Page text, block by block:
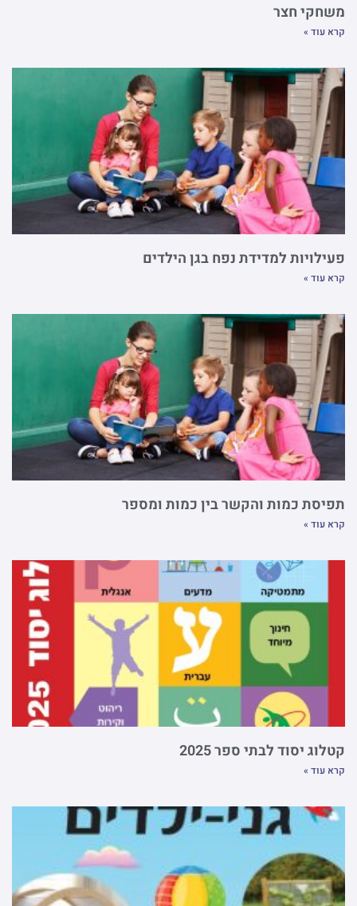
משחקי חצר
קרא עוד »
פעילויות למדידת נפח בגן הילדים
קרא עוד »
תפיסת כמות והקשר בין כמות ומספר
קרא עוד »
קטלוג יסוד לבתי ספר 2025
קרא עוד »